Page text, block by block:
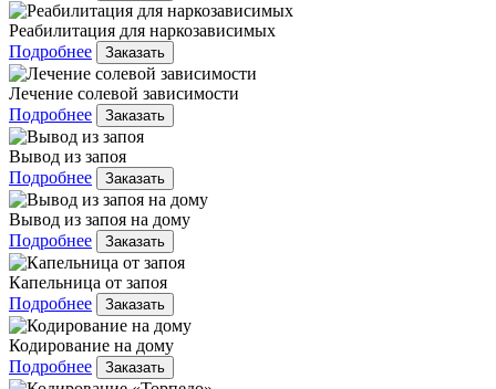
Реабилитация для наркозависимых
Подробнее
Заказать
Лечение солевой зависимости
Подробнее
Заказать
Вывод из запоя
Подробнее
Заказать
Вывод из запоя на дому
Подробнее
Заказать
Капельница от запоя
Подробнее
Заказать
Кодирование на дому
Подробнее
Заказать